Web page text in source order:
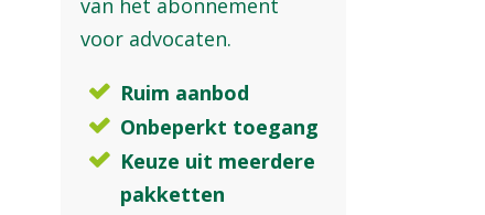
van het abonnement
voor advocaten.
Ruim aanbod
Onbeperkt toegang
Keuze uit meerdere
pakketten